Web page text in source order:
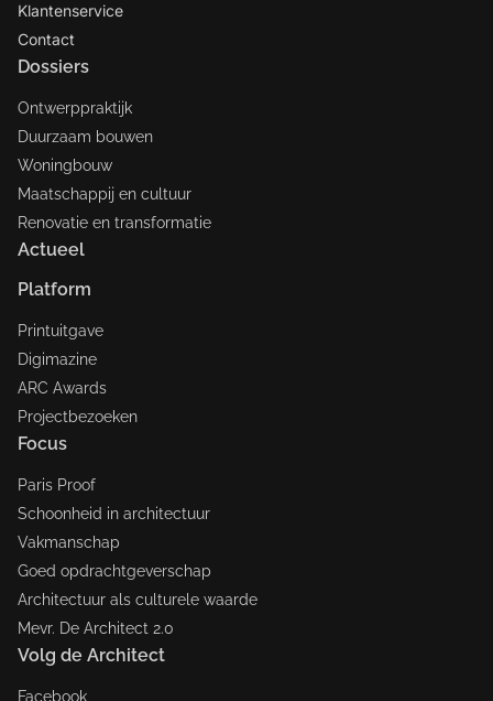
Klantenservice
Contact
Dossiers
Ontwerppraktijk
Duurzaam bouwen
Woningbouw
Maatschappij en cultuur
Renovatie en transformatie
Actueel
Platform
Printuitgave
Digimazine
ARC Awards
Projectbezoeken
Focus
Paris Proof
Schoonheid in architectuur
Vakmanschap
Goed opdrachtgeverschap
Architectuur als culturele waarde
Mevr. De Architect 2.0
Volg de Architect
Facebook